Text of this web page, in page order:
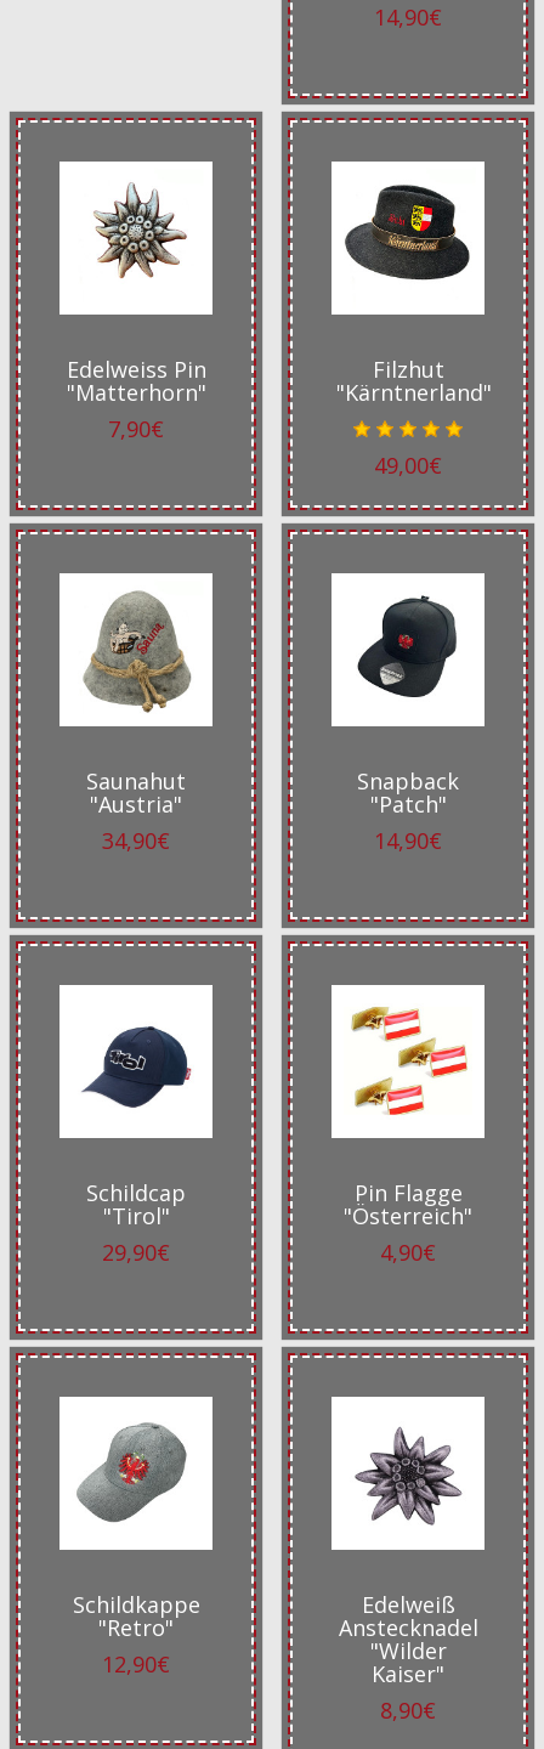
14,90€
Edelweiss Pin
"Matterhorn"
7,90€
Filzhut
"Kärntnerland"
49,00€
Saunahut
"Austria"
34,90€
Snapback
"Patch"
14,90€
Schildcap
"Tirol"
29,90€
Pin Flagge
"Österreich"
4,90€
Schildkappe
"Retro"
12,90€
Edelweiß
Anstecknadel
"Wilder
Kaiser"
8,90€